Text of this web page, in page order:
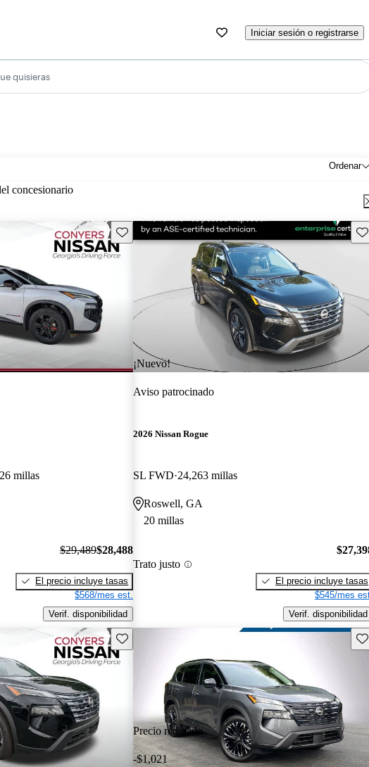
Iniciar sesión o registrarse
quisieras
Ordenar
concesionario
Guarda este Aviso
millas
$29,489$28,488
El precio incluye tasas
$568/mes est.
Verif. disponibilidad
¡Nuevo!
Aviso patrocinado
2026 Nissan Rogue
SL FWD 24,263 millas
Roswell, GA
20 millas
Trato justo
El precio incluye tasas
$545/mes
Verif. disponibilidad
Guarda este Aviso
Precio reducido
-$1,021